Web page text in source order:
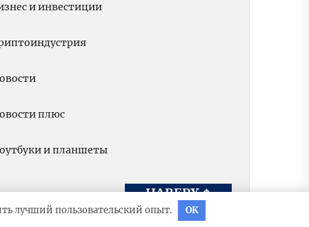
и инвестиции
плюс
и планшеты
НАВЕРХ↑
лучший пользовательский опыт. OK